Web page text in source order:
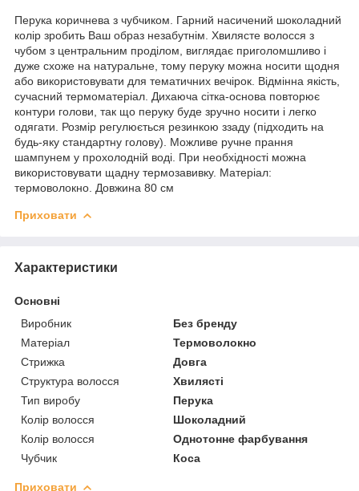
Перука коричнева з чубчиком. Гарний насичений шоколадний
колір зробить Ваш образ незабутнім. Хвилясте волосся з
чубом з центральним проділом, виглядає приголомшливо і
дуже схоже на натуральне, тому перуку можна носити щодня
або використовувати для тематичних вечірок. Відмінна якість,
сучасний термоматеріал. Дихаюча сітка-основа повторює
контури голови, так що перуку буде зручно носити і легко
одягати. Розмір регулюється резинкою ззаду (підходить на
будь-яку стандартну голову). Можливе ручне прання
шампунем у прохолодній воді. При необхідності можна
використовувати щадну термозавивку. Матеріал:
термоволокно. Довжина 80 см
Приховати
Характеристики
Основні
Виробник
Без бренду
Матеріал
Термоволокно
Стрижка
Довга
Структура волосся
Хвилясті
Тип виробу
Перука
Колір волосся
Шоколадний
Колір волосся
Однотонне фарбування
Чубчик
Коса
Приховати